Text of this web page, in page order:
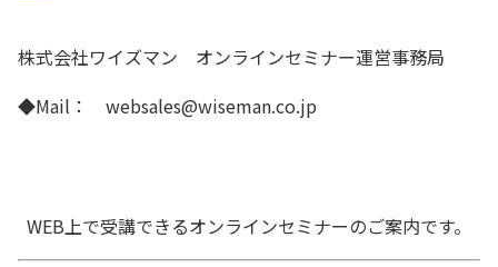
株式会社ワイズマン オンラインセミナー運営事務局
◆Mail： websales@wiseman.co.jp
WEB上で受講できるオンラインセミナーのご案内です。